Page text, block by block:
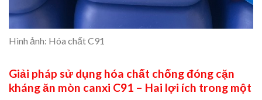
Hình ảnh: Hóa chất C91
Giải pháp sử dụng hóa chất chống đóng cặn
kháng ăn mòn canxi C91 – Hai lợi ích trong một